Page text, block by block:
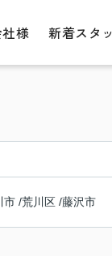
様 新着スタ
市 /荒川区 /藤沢市